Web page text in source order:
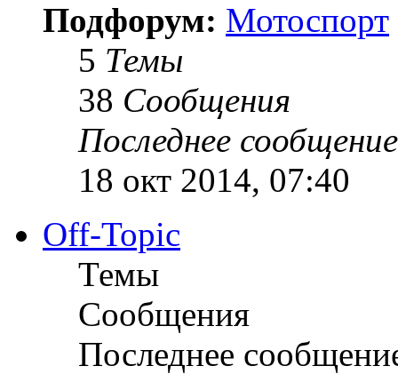
Подфорум: Мотоспорт
5 Темы
38 Сообщения
Последнее сообщение
18 окт 2014, 07:40
Off-Topic
Темы
Сообщения
Последнее